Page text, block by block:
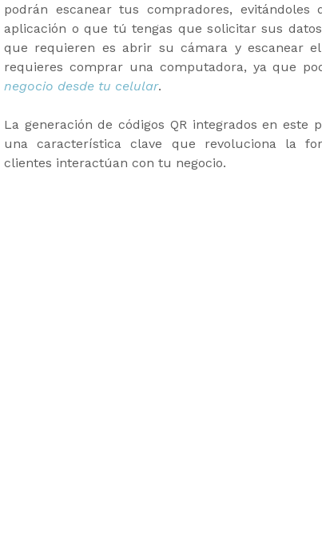
podrán escanear tus compradores, evitándoles
aplicación o que tú tengas que solicitar sus
que requieren es abrir su cámara y escanear
requieres comprar una computadora, ya que
negocio desde tu celular.
La generación de códigos QR integrados en este
una característica clave que revoluciona la
clientes interactúan con tu negocio.